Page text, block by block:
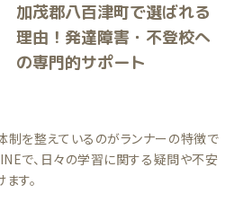
加茂郡八百津町で選ばれる
理由！発達障害・不登校へ
の専門的サポート
制を整えているのがランナーの特徴で
で、日々の学習に関する疑問や不安
す。